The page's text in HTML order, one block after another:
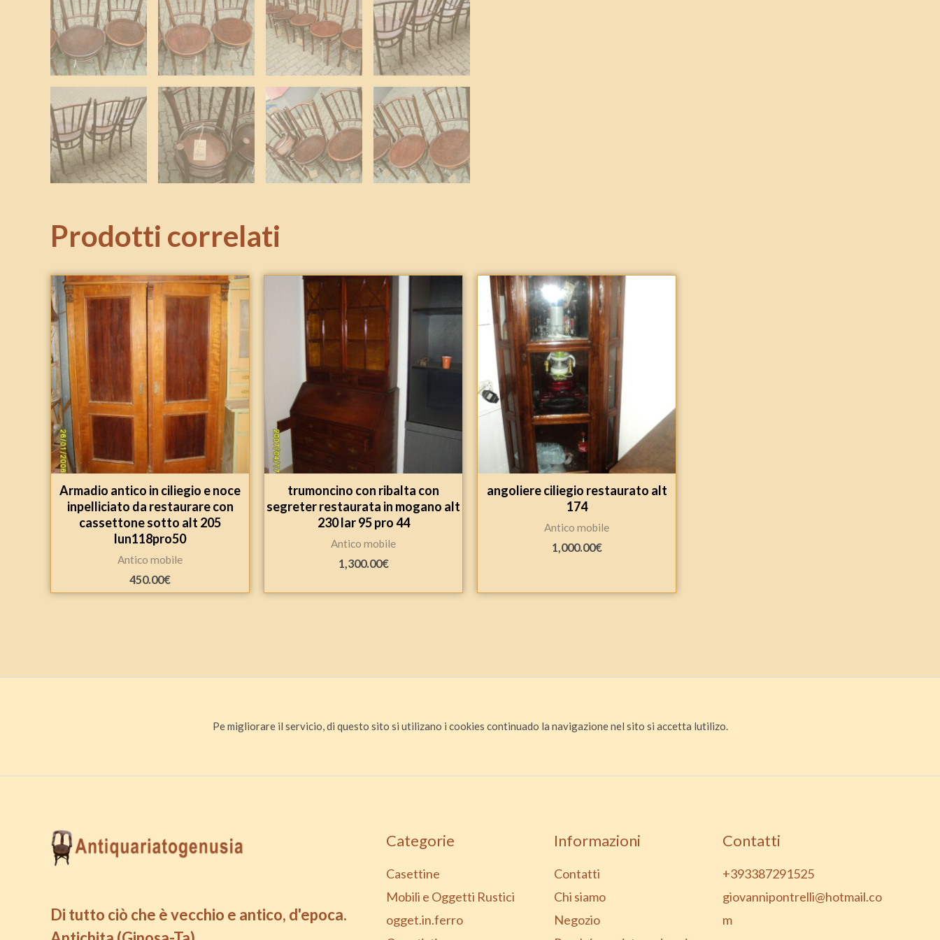
Prodotti correlati
Armadio antico in ciliegio e noce
inpelliciato da restaurare con
cassettone sotto alt 205
lun118pro50
Antico mobile
450.00€
trumoncino con ribalta con
segreter restaurata in mogano alt
230 lar 95 pro 44
Antico mobile
1,300.00€
angoliere ciliegio restaurato alt
174
Antico mobile
1,000.00€
Pe migliorare il servicio, di questo sito si utilizano i cookies continuado la navigazione nel sito si accetta lutilizo.
Di tutto ciò che è vecchio e antico, d'epoca.
Categorie
Casettine
Mobili e Oggetti Rustici
ogget.in.ferro
Informazioni
Contatti
Chi siamo
Negozio
Contatti
+393387291525
giovannipontrelli@hotmail.co
m